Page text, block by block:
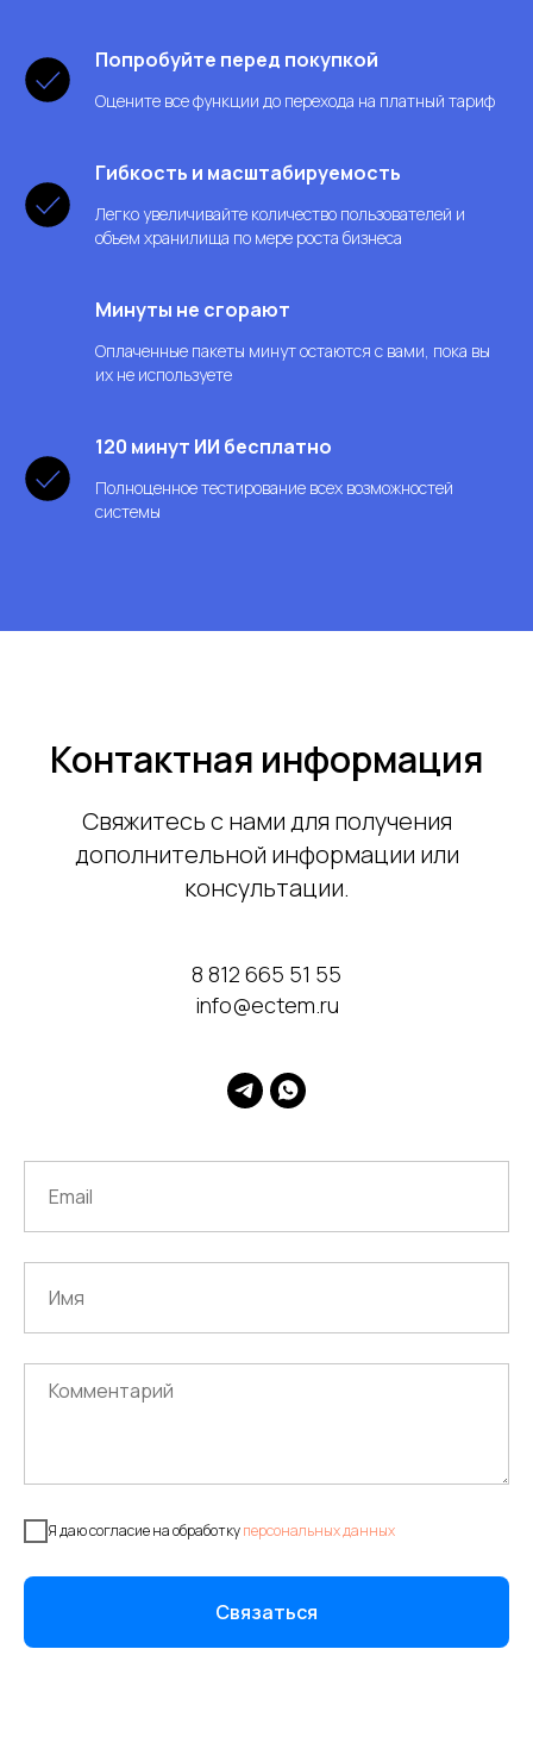
Попробуйте перед покупкой
Оцените все функции до перехода на платный тариф
Гибкость и масштабируемость
Легко увеличивайте количество пользователей и
объем хранилища по мере роста бизнеса
Минуты не сгорают
Оплаченные пакеты минут остаются с вами, пока вы
их не используете
120 минут ИИ бесплатно
Полноценное тестирование всех возможностей
системы
Контактная информация
Свяжитесь с нами для получения
дополнительной информации или
консультации.
8 812 665 51 55
info@ectem.ru
Я даю согласие на обработкуперсональных данных
Связаться